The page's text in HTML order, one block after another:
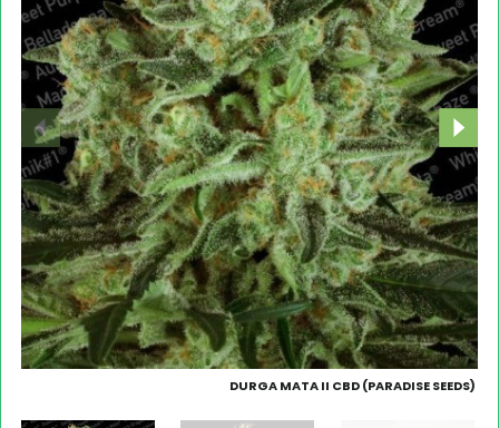
DURGA MATA II CBD (PARADISE SEEDS)